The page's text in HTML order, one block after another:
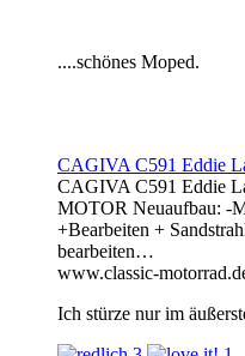
....schönes Moped.
CAGIVA C591 Eddie
CAGIVA C591 Eddie
MOTOR Neuaufbau: -
+Bearbeiten +
bearbeiten…
www.classic-
Ich stürze nur im